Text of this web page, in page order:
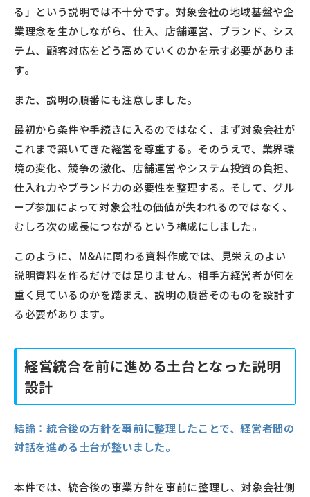
る」という説明では不十分です。対象会社の地域基盤や企
業理念を生かしながら、仕入、店舗運営、ブランド、シス
テム、顧客対応をどう高めていくのかを示す必要がありま
す。
また、説明の順番にも注意しました。
最初から条件や手続きに入るのではなく、まず対象会社が
これまで築いてきた経営を尊重する。そのうえで、業界環
境の変化、競争の激化、店舗運営やシステム投資の負担、
仕入れ力やブランド力の必要性を整理する。そして、グル
ープ参加によって対象会社の価値が失われるのではなく、
むしろ次の成長につながるという構成にしました。
このように、M&Aに関わる資料作成では、見栄えのよい
説明資料を作るだけでは足りません。相手方経営者が何を
重く見ているのかを踏まえ、説明の順番そのものを設計す
る必要があります。
経営統合を前に進める土台となった説明
設計
結論： 統合後の方針を事前に整理したことで、経営者間の
対話を進める土台が整いました。
本件では、統合後の事業方針を事前に整理し、対象会社側